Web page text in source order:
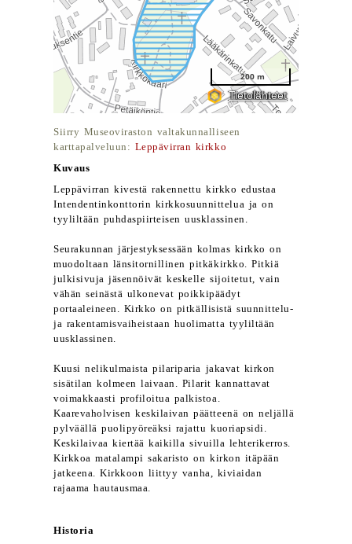
Siirry Museoviraston valtakunnalliseen
karttapalveluun: Leppävirran kirkko
Kuvaus
Leppävirran kivestä rakennettu kirkko edustaa
Intendentinkonttorin kirkkosuunnittelua ja on
tyyliltään puhdaspiirteisen uusklassinen.
Seurakunnan järjestyksessään kolmas kirkko on
muodoltaan länsitornillinen pitkäkirkko. Pitkiä
julkisivuja jäsennöivät keskelle sijoitetut, vain
vähän seinästä ulkonevat poikkipäädyt
portaaleineen. Kirkko on pitkällisistä suunnittelu-
ja rakentamisvaiheistaan huolimatta tyyliltään
uusklassinen.
Kuusi nelikulmaista pilariparia jakavat kirkon
sisätilan kolmeen laivaan. Pilarit kannattavat
voimakkaasti profiloitua palkistoa.
Kaarevaholvisen keskilaivan päätteenä on neljällä
pylväällä puolipyöreäksi rajattu kuoriapsidi.
Keskilaivaa kiertää kaikilla sivuilla lehterikerros.
Kirkkoa matalampi sakaristo on kirkon itäpään
jatkeena. Kirkkoon liittyy vanha, kiviaidan
rajaama hautausmaa.
Historia